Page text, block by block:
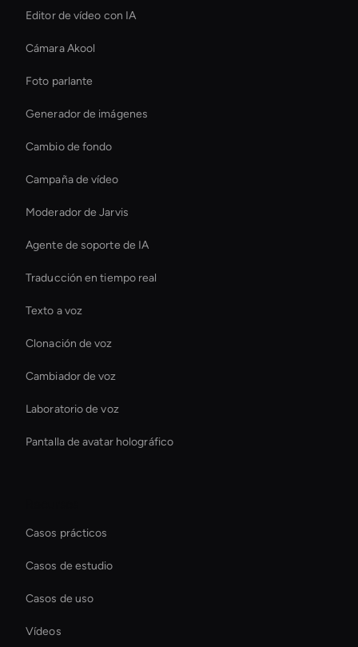
Editor de vídeo con IA
Cámara Akool
Foto parlante
Generador de imágenes
Cambio de fondo
Campaña de vídeo
Moderador de Jarvis
Agente de soporte de IA
Traducción en tiempo real
Texto a voz
Clonación de voz
Cambiador de voz
Laboratorio de voz
Pantalla de avatar holográfico
Casos prácticos
Casos de estudio
Casos de uso
Vídeos